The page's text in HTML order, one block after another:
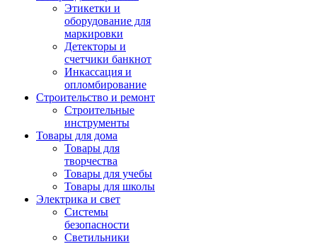
Этикетки и
оборудование для
маркировки
Детекторы и
счетчики банкнот
Инкассация и
опломбирование
Строительство и ремонт
Строительные
инструменты
Товары для дома
Товары для
творчества
Товары для учебы
Товары для школы
Электрика и свет
Системы
безопасности
Светильники